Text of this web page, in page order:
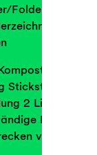
Folder vom
als
im
2 Liter Erdöl.
verbunden.